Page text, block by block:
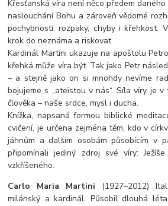
Křesťanská víra není něco předem
naslouchání Bohu a zároveň vědomé
pochybnosti, rozpaky, chyby i křehkost.
krok do neznáma a riskovat.
Kardinál Martini ukazuje na apoštolu
křehká může víra být. Tak jako Petr
– a stejně jako on si mnohdy nevíme
bojujeme s „ateistou v nás“. Síla víry je
člověka – naše srdce, mysl i ducha.
Knížka, napsaná formou biblické
cvičení, je určena zejména těm, kdo v
jáhnům a dalším osobám působícím v
připomínali jediný zdroj své víry:
vzkříšeného.
Carlo Maria Martini (1927–2012)
milánský a kardinál. Působil dlouhá